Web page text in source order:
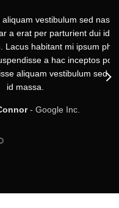
sed nascetur id
parturient dui id justo
mi ipsum pharetra
hac inceptos posuere
vestibulum sed nascetur
Inc.